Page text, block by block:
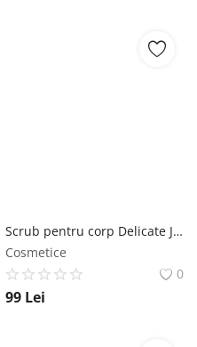
Scrub pentru corp Delicate Jasmine SABON
Cosmetice
0
99 Lei